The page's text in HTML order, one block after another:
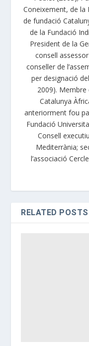
Coneixement, de la
de fundació
de la Fundació
President de la
consell
conseller de
per designació
2009). Membre
Catalunya
anteriorment fou
Fundació
Consell
Mediterrània;
l’associació
RELATED POSTS